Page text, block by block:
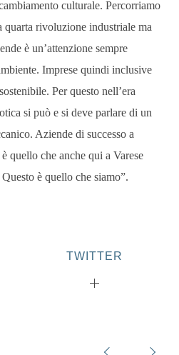
culturale. Percorriamo
quarta rivoluzione industriale ma
è un’attenzione sempre
Imprese quindi inclusive
Per questo nell’era
si può e si deve parlare di un
Aziende di successo a
quello che anche qui a Varese
è quello che siamo”.
TWITTER